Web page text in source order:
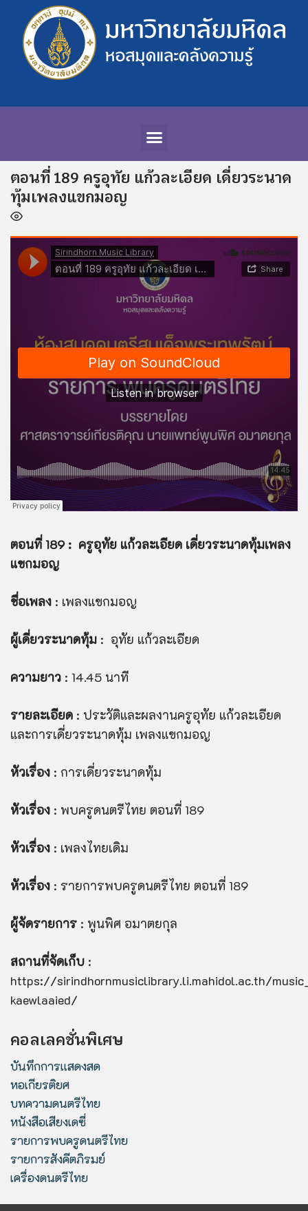
ตอนที่ 189 ครูอุทัย แก้วละเอียด เดี่ยวระนาด
ทุ้มเพลงแขกมอญ
ตอนที่ 189 : ครูอุทัย แก้วละเอียด เดี่ยวระนาดทุ้มเพลง
แขกมอญ
ชื่อเพลง : เพลงแขกมอญ
ผู้เดี่ยวระนาดทุ้ม : อุทัย แก้วละเอียด
ความยาว : 14.45 นาที
รายละเอียด : ประวัติและผลงานครูอุทัย แก้วละเอียด
และการเดี่ยวระนาดทุ้ม เพลงแขกมอญ
หัวเรื่อง : การเดี่ยวระนาดทุ้ม
หัวเรื่อง : พบครูดนตรีไทย ตอนที่ 189
หัวเรื่อง : เพลงไทยเดิม
หัวเรื่อง : รายการพบครูดนตรีไทย ตอนที่ 189
ผู้จัดรายการ : พูนพิศ อมาตยกุล
สถานที่จัดเก็บ :
https://sirindhornmusiclibrary.li.mahidol.ac.th/
kaewlaaied/
คอลเลคชั่นพิเศษ
บันทึกการแสดงสด
หอเกียรติยศ
บทความดนตรีไทย
หนังสือเสียงเดซี่
รายการพบครูดนตรีไทย
รายการสังคีตภิรมย์
เครื่องดนตรีไทย